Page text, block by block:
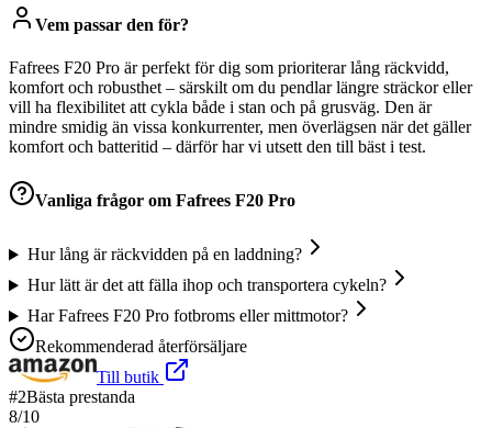
Vem passar den för?
Fafrees F20 Pro är perfekt för dig som prioriterar lång räckvidd,
komfort och robusthet – särskilt om du pendlar längre sträckor eller
vill ha flexibilitet att cykla både i stan och på grusväg. Den är
mindre smidig än vissa konkurrenter, men överlägsen när det gäller
komfort och batteritid – därför har vi utsett den till bäst i test.
Vanliga frågor om Fafrees F20 Pro
Hur lång är räckvidden på en laddning?
Hur lätt är det att fälla ihop och transportera cykeln?
Har Fafrees F20 Pro fotbroms eller mittmotor?
Rekommenderad återförsäljare
Till butik
#2Bästa prestanda
8/10